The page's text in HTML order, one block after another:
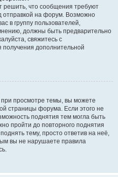
что сообщения требуют
отправкой на форум. Возможно
в группу пользователей,
должны быть предварительно
свяжитесь с
дополнительной
просмотре темы, вы можете
страницы форума. Если этого не
поднятия тем могла быть
пройти до повторного поднятия
тему, просто ответив на неё,
вы не нарушаете правила